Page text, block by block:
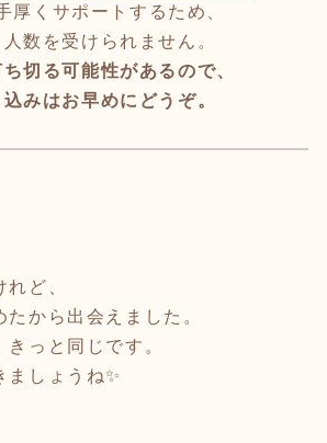
厚くサポートするため、
数を受けられません。
切る可能性があるので、
みはお早めにどうぞ。
ど、
から出会えました。
っと同じです。
ましょうね✨